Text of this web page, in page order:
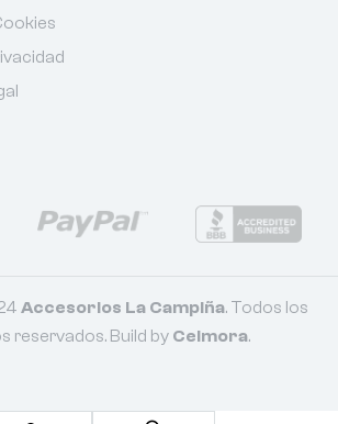
Accesorios La Campiña. Todos los
reservados. Build byCelmora.